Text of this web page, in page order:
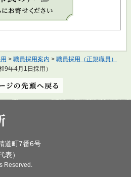
> 職員採用案内 > 職員採用（正規職員）
9年4月1日採用）
道町7番6号
）
Reserved.